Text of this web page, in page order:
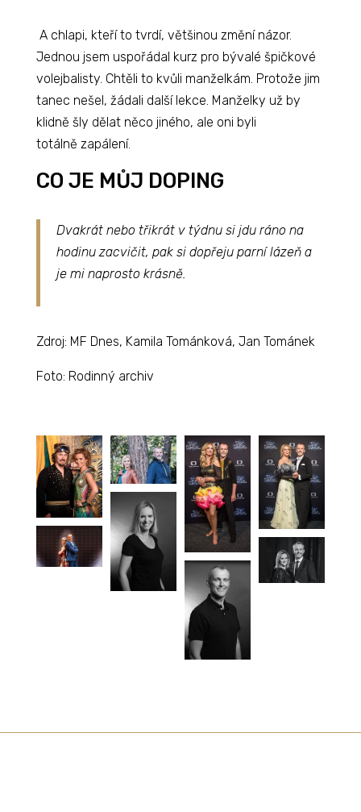
A chlapi, kteří to tvrdí, většinou změní názor.
Jednou jsem uspořádal kurz pro bývalé špičkové
volejbalisty. Chtěli to kvůli manželkám. Protože jim
tanec nešel, žádali další lekce. Manželky už by
klidně šly dělat něco jiného, ale oni byli
totálně zapálení.
CO JE MŮJ DOPING
Dvakrát nebo třikrát v týdnu si jdu ráno na
hodinu zacvičit, pak si dopřeju parní lázeň a
je mi naprosto krásně.
Zdroj: MF Dnes, Kamila Tománková, Jan Tománek
Foto: Rodinný archiv